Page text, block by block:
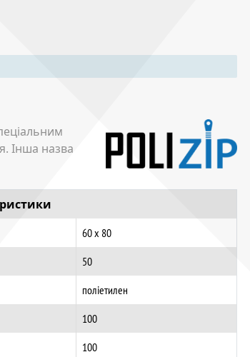
Інша назва
60 х 80
50
поліетилен
100
100